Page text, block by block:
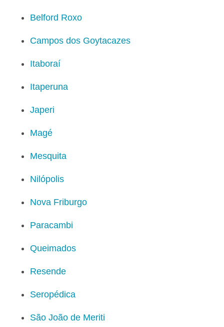
Belford Roxo
Campos dos Goytacazes
Itaboraí
Itaperuna
Japeri
Magé
Mesquita
Nilópolis
Nova Friburgo
Paracambi
Queimados
Resende
Seropédica
São João de Meriti